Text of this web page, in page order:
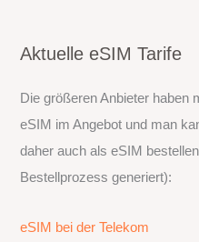
Aktuelle eSIM Tarife
Die größeren Anbieter haben
eSIM im Angebot und man
daher auch als eSIM
Bestellprozess generiert):
eSIM bei der Telekom